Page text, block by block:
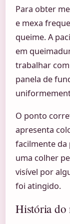
Para obter
e mexa
queime. A
em
trabalhar
panela de
O ponto
apresenta
facilmente da
uma colher
visível por
foi atingido.
História do